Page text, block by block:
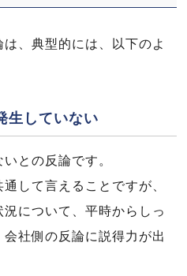
、典型的には、以下のよ
生していない
との反論です。
して言えることですが、
について、平時からしっ
社側の反論に説得力が出